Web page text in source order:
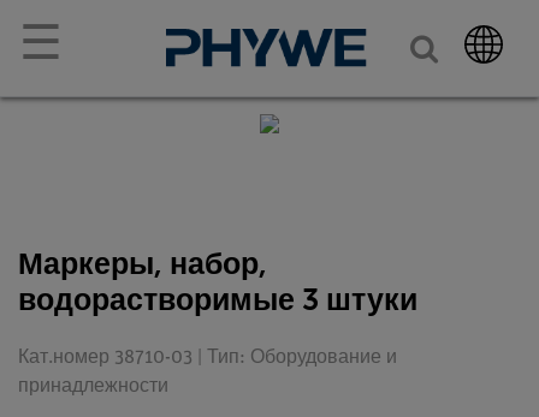
☰
Маркеры, набор,
водорастворимые 3 штуки
Кат.номер 38710-03 | Тип: Оборудование и
принадлежности